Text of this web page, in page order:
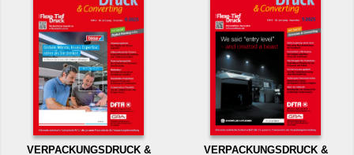
VERPACKUNGSDRUCK &
VERPACKUNGSDRUCK &